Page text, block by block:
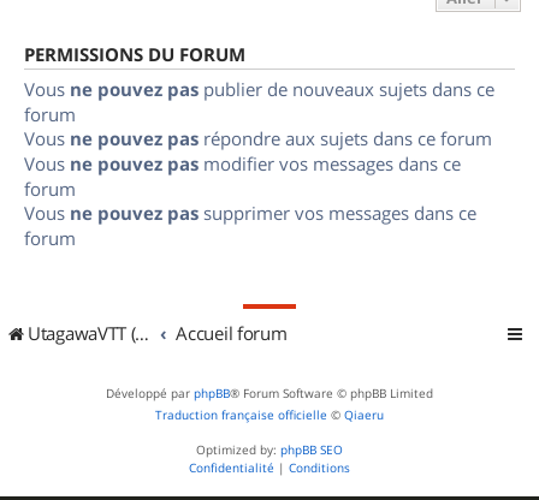
PERMISSIONS DU FORUM
Vous ne pouvez pas publier de nouveaux sujets dans ce
forum
Vous ne pouvez pas répondre aux sujets dans ce forum
Vous ne pouvez pas modifier vos messages dans ce
forum
Vous ne pouvez pas supprimer vos messages dans ce
forum
UtagawaVTT (Randos VTT et VTTAE avec traces GPS) Accueil forum
Développé par phpBB® Forum Software © phpBB Limited
Traduction française officielle © Qiaeru
Optimized by: phpBB SEO
Confidentialité | Conditions